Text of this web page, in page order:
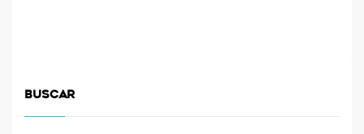
BUSCAR